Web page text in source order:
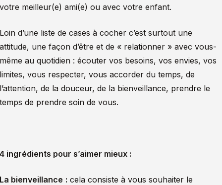
meilleur(e) ami(e) ou avec votre enfant.
d’une liste de cases à cocher c’est surtout une
une façon d’être et de « relationner » avec vous-
au quotidien : écouter vos besoins, vos envies, vos
vous respecter, vous accorder du temps, de
de la douceur, de la bienveillance, prendre le
de prendre soin de vous.
ingrédients pour s’aimer mieux :
bienveillance : cela consiste à vous souhaiter le